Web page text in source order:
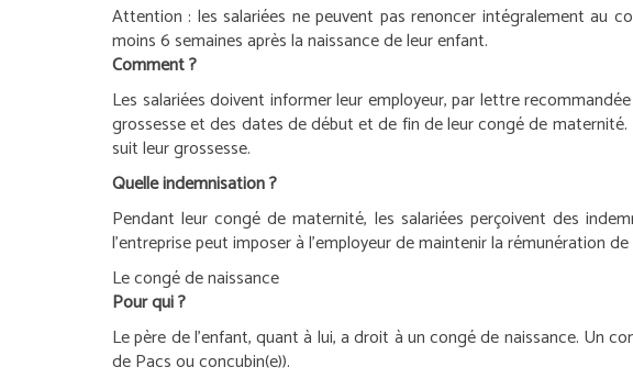
Attention : les salariées ne peuvent pas renoncer intégralement au
moins 6 semaines après la naissance de leur enfant.
Comment ?
Les salariées doivent informer leur employeur, par lettre
grossesse et des dates de début et de fin de leur congé de
suit leur grossesse.
Quelle indemnisation ?
Pendant leur congé de maternité, les salariées perçoivent des
l’entreprise peut imposer à l’employeur de maintenir la rémunération
Le congé de naissance
Pour qui ?
Le père de l’enfant, quant à lui, a droit à un congé de naissance. Un
de Pacs ou concubin(e)).